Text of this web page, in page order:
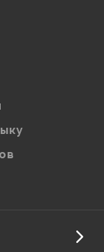
данных в
обработки